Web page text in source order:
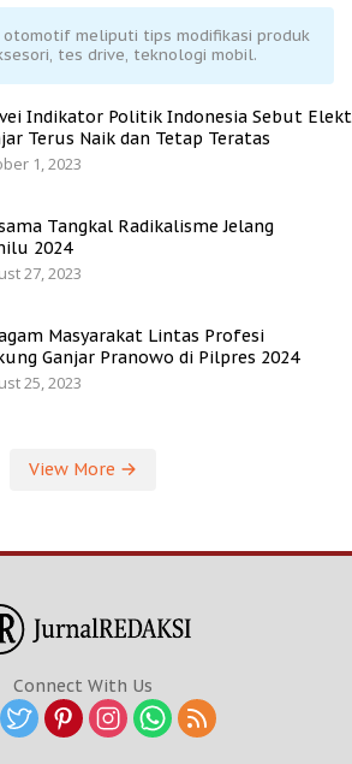
meliputi tips modifikasi produk
tes drive, teknologi mobil.
Indikator Politik Indonesia Sebut
Terus Naik dan Tetap Teratas
1, 2023
Tangkal Radikalisme Jelang
2024
27, 2023
Masyarakat Lintas Profesi
Ganjar Pranowo di Pilpres 2024
25, 2023
View More
Connect With Us